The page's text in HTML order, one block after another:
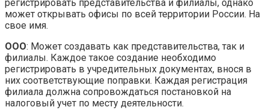
регистрировать представительства и филиалы, однако
может открывать офисы по всей территории России. На
свое имя.
ООО: Может создавать как представительства, так и
филиалы. Каждое такое создание необходимо
регистрировать в учредительных документах, внося в
них соответствующие поправки. Каждая регистрация
филиала должна сопровождаться постановкой на
налоговый учет по месту деятельности.